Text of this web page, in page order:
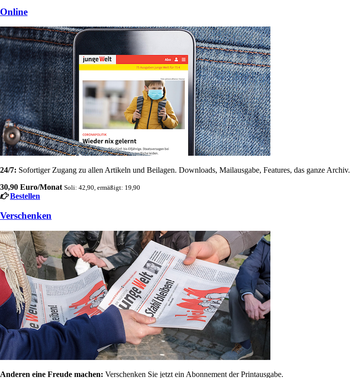
Online
24/7: Sofortiger Zugang zu allen Artikeln und Beilagen. Downloads, Mailausgabe, Features, das ganze Archiv.
30,90 Euro/Monat Soli: 42,90, ermäßigt: 19,90
Bestellen
Verschenken
Anderen eine Freude machen: Verschenken Sie jetzt ein Abonnement der Printausgabe.